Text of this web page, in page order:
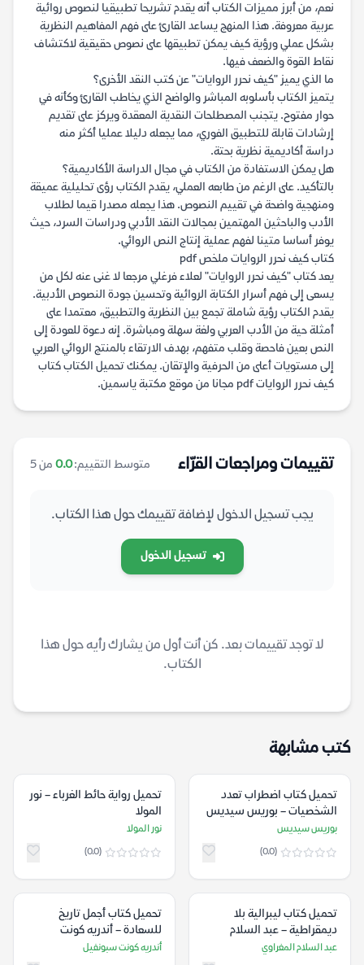
نعم، من أبرز مميزات الكتاب أنه يقدم تشريحا تطبيقيا لنصوص روائية
عربية معروفة. هذا المنهج يساعد القارئ على فهم المفاهيم النظرية
بشكل عملي ورؤية كيف يمكن تطبيقها على نصوص حقيقية لاكتشاف
نقاط القوة والضعف فيها.
ما الذي يميز "كيف نحرر الروايات" عن كتب النقد الأخرى؟
يتميز الكتاب بأسلوبه المباشر والواضح الذي يخاطب القارئ وكأنه في
حوار مفتوح. يتجنب المصطلحات النقدية المعقدة ويركز على تقديم
إرشادات قابلة للتطبيق الفوري، مما يجعله دليلا عمليا أكثر منه
دراسة أكاديمية نظرية بحتة.
هل يمكن الاستفادة من الكتاب في مجال الدراسة الأكاديمية؟
بالتأكيد. على الرغم من طابعه العملي، يقدم الكتاب رؤى تحليلية عميقة
ومنهجية واضحة في تقييم النصوص. هذا يجعله مصدرا قيما لطلاب
الأدب والباحثين المهتمين بمجالات النقد الأدبي ودراسات السرد، حيث
يوفر أساسا متينا لفهم عملية إنتاج النص الروائي.
كتاب كيف نحرر الروايات ملخص pdf
يعد كتاب "كيف نحرر الروايات" لعلاء فرغلي مرجعا لا غنى عنه لكل من
يسعى إلى فهم أسرار الكتابة الروائية وتحسين جودة النصوص الأدبية.
يقدم الكتاب رؤية شاملة تجمع بين النظرية والتطبيق، معتمدا على
أمثلة حية من الأدب العربي ولغة سهلة ومباشرة. إنه دعوة للعودة إلى
النص بعين فاحصة وقلب متفهم، بهدف الارتقاء بالمنتج الروائي العربي
إلى مستويات أعلى من الحرفية والإتقان. يمكنك تحميل الكتاب كتاب
كيف نحرر الروايات pdf مجانا من موقع مكتبة ياسمين.
تقييمات ومراجعات القرّاء متوسط التقييم:0.0 من 5
يجب تسجيل الدخول لإضافة تقييمك حول هذا الكتاب.
تسجيل الدخول
لا توجد تقييمات بعد. كن أنت أول من يشارك رأيه حول هذا
الكتاب.
كتب مشابهة
تحميل كتاب اضطراب تعدد
الشخصيات – بوريس سيديس
بوريس سيديس
(0.0)
تحميل رواية حائط الغرباء – نور
المولا
نور المولا
(0.0)
تحميل كتاب ليبرالية بلا
ديمقراطية – عبد السلام
المغراوي
عبد السلام المغراوي
تحميل كتاب أجمل تاريخ
للسعادة – أندريه كونت
سبونفيل
أندريه كونت سبونفيل